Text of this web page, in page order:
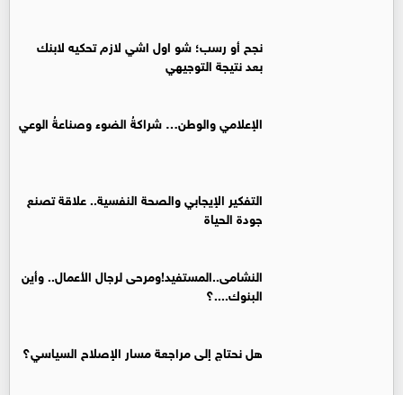
نجح أو رسب؛ شو اول اشي لازم تحكيه لابنك
بعد نتيجة التوجيهي
الإعلامي والوطن… شراكةُ الضوء وصناعةُ الوعي
التفكير الإيجابي والصحة النفسية.. علاقة تصنع
جودة الحياة
النشامى..المستفيد!ومرحى لرجال الأعمال.. وأين
البنوك....؟
هل نحتاج إلى مراجعة مسار الإصلاح السياسي؟